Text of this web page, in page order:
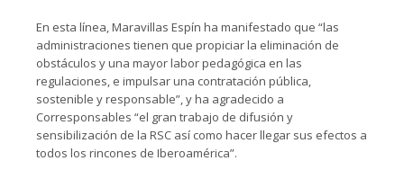
En esta línea, Maravillas Espín ha manifestado que “las
administraciones tienen que propiciar la eliminación de
obstáculos y una mayor labor pedagógica en las
regulaciones, e impulsar una contratación pública,
sostenible y responsable”, y ha agradecido a
Corresponsables “el gran trabajo de difusión y
sensibilización de la RSC así como hacer llegar sus efectos a
todos los rincones de Iberoamérica”.